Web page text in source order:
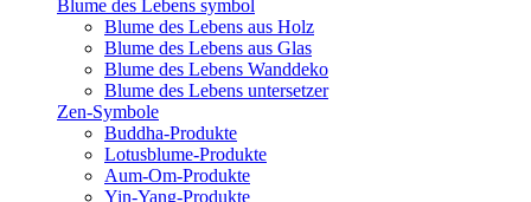
Blume des Lebens symbol​
Blume des Lebens aus Holz
Blume des Lebens aus Glas
Blume des Lebens Wanddeko
Blume des Lebens untersetzer
Zen-Symbole
Buddha-Produkte
Lotusblume-Produkte
Aum-Om-Produkte
Yin-Yang-Produkte